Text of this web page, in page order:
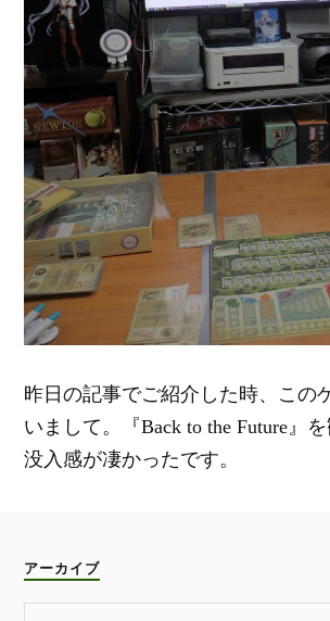
昨日の記事でご紹介した時、この
いまして。『Back to the Future』
没入感が凄かったです。
アーカイブ